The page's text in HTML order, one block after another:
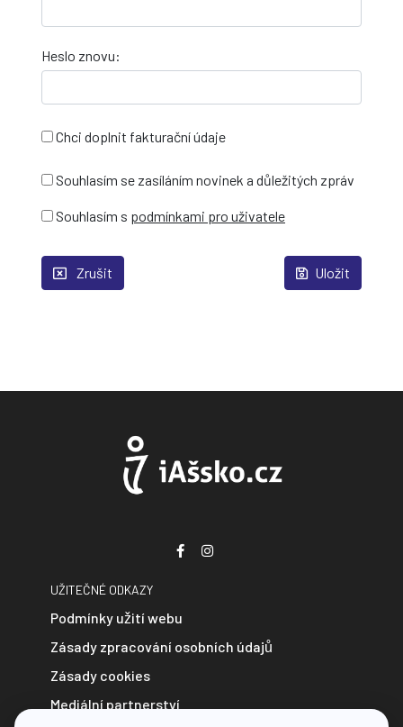
Heslo znovu:
Chci doplnit fakturační údaje
Souhlasím se zasíláním novinek a důležitých zpráv
Souhlasím s podmínkami pro uživatele
Zrušit Uložit
UŽITEČNÉ ODKAZY
Podmínky užití webu
Zásady zpracování osobních údajů
Zásady cookies
Mediální partnerství